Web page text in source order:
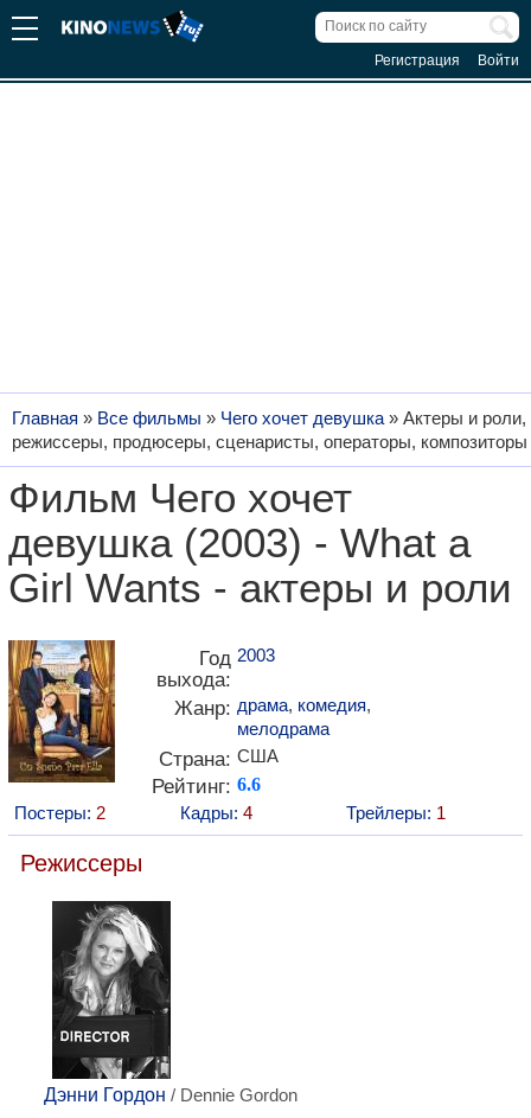
Регистрация Войти
Главная » Все фильмы » Чего хочет девушка » Актеры и роли,
режиссеры, продюсеры, сценаристы, операторы, композиторы
Фильм Чего хочет
девушка (2003) - What a
Girl Wants - актеры и роли
Год
выхода:
2003
Жанр: драма, комедия,
мелодрама
Страна: США
Рейтинг: 6.6
Постеры: 2 Кадры: 4 Трейлеры: 1
Режиссеры
Дэнни Гордон / Dennie Gordon